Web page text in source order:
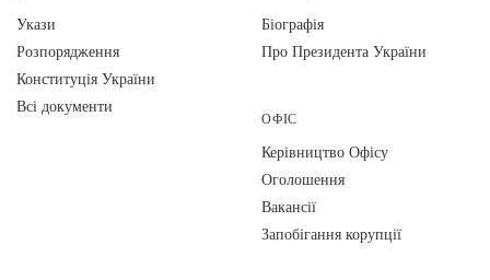
Укази
Розпорядження
Конституція України
Всі документи
Біографія
Про Президента України
ОФІС
Керівництво Офісу
Оголошення
Вакансії
Запобігання корупції